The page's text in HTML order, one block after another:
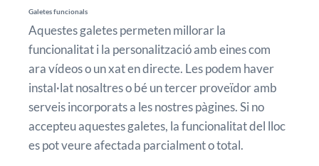
Galetes funcionals
Aquestes galetes permeten millorar la
funcionalitat i la personalització amb eines com
ara vídeos o un xat en directe. Les podem haver
instal·lat nosaltres o bé un tercer proveïdor amb
serveis incorporats a les nostres pàgines. Si no
accepteu aquestes galetes, la funcionalitat del lloc
es pot veure afectada parcialment o total.